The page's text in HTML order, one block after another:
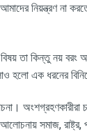
আমাদের নিয়ন্ত্রণ না
বিষয় তা কিন্তু নয় বরং
হলো এক ধরনের
অংশগ্রহণকারীরা
আলোচনায় সমাজ, রাষ্ট্র,